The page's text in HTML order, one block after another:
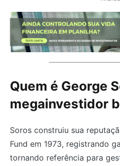
Quem é George
megainvestidor
Soros construiu sua
Fund em 1973, registrando
tornando referência para